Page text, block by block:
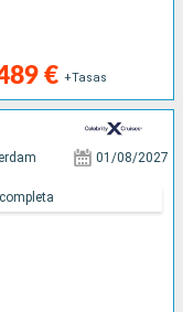
€ +Tasas
01/08/2027